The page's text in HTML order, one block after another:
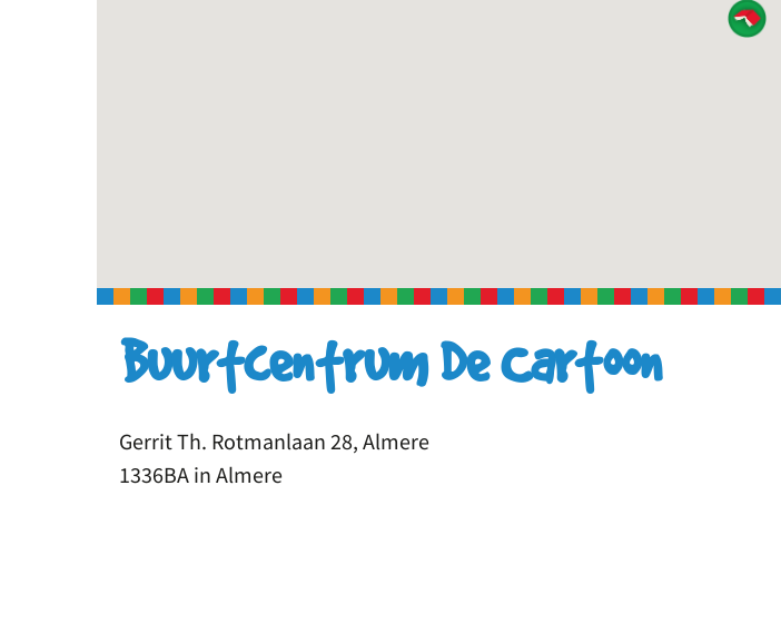
Buurtcentrum De Cartoon
Gerrit Th. Rotmanlaan 28, Almere
1336BA in Almere